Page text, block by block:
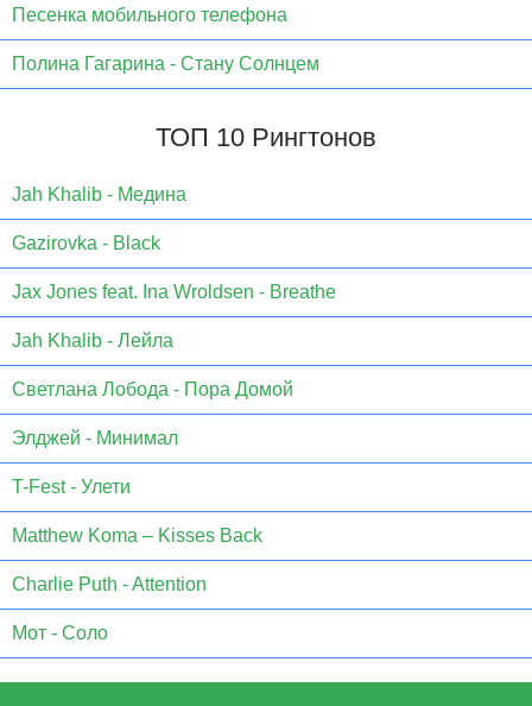
Песенка мобильного телефона
Полина Гагарина - Стану Солнцем
ТОП 10 Рингтонов
Jаh Khаlib - Медина
Gazirovka - Black
Jax Jones feat. Ina Wroldsen - Breathe
Jah Khalib - Лейла
Светлана Лобода - Пора Домой
Элджей - Минимал
T-Fest - Улети
Matthew Koma – Kisses Back
Charlie Puth - Attention
Мот - Соло